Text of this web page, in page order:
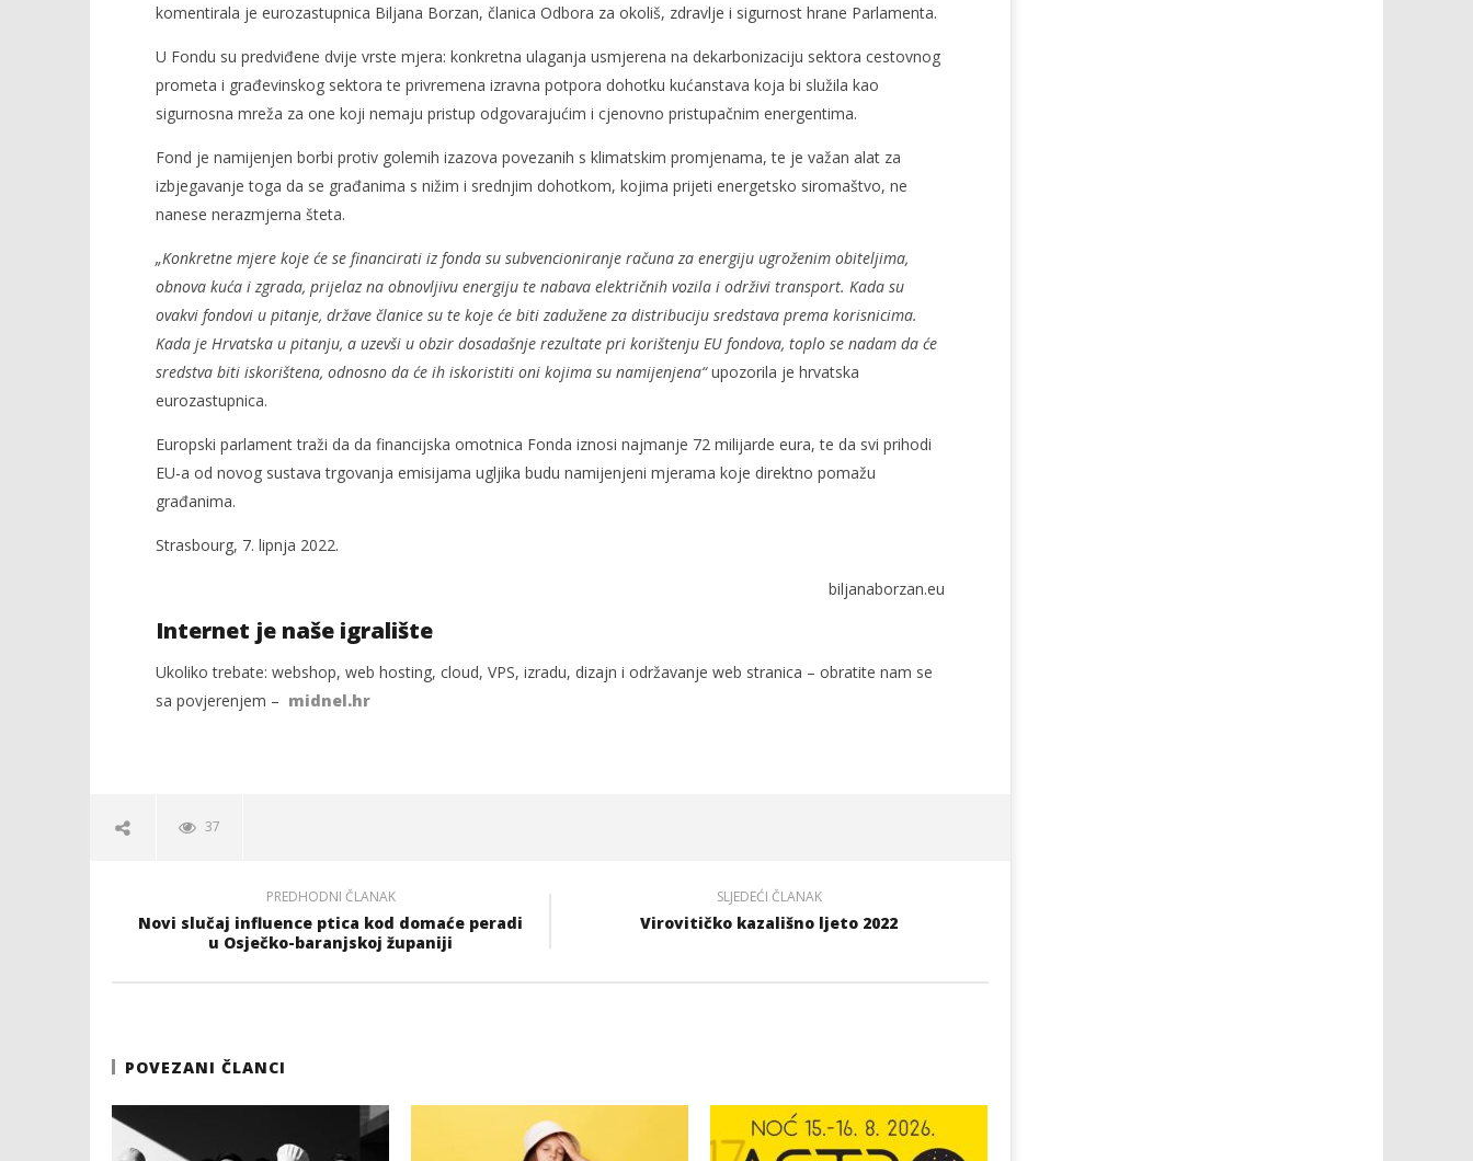
komentirala je eurozastupnica Biljana Borzan, članica Odbora za okoliš, zdravlje i sigurnost hrane Parlamenta.
U Fondu su predviđene dvije vrste mjera: konkretna ulaganja usmjerena na dekarbonizaciju sektora cestovnog
prometa i građevinskog sektora te privremena izravna potpora dohotku kućanstava koja bi služila kao
sigurnosna mreža za one koji nemaju pristup odgovarajućim i cjenovno pristupačnim energentima.
Fond je namijenjen borbi protiv golemih izazova povezanih s klimatskim promjenama, te je važan alat za
izbjegavanje toga da se građanima s nižim i srednjim dohotkom, kojima prijeti energetsko siromaštvo, ne
nanese nerazmjerna šteta.
„Konkretne mjere koje će se financirati iz fonda su subvencioniranje računa za energiju ugroženim obiteljima,
obnova kuća i zgrada, prijelaz na obnovljivu energiju te nabava električnih vozila i održivi transport. Kada su
ovakvi fondovi u pitanje, države članice su te koje će biti zadužene za distribuciju sredstava prema korisnicima.
Kada je Hrvatska u pitanju, a uzevši u obzir dosadašnje rezultate pri korištenju EU fondova, toplo se nadam da će
sredstva biti iskorištena, odnosno da će ih iskoristiti oni kojima su namijenjena“upozorila je hrvatska
eurozastupnica.
Europski parlament traži da da financijska omotnica Fonda iznosi najmanje 72 milijarde eura, te da svi prihodi
EU-a od novog sustava trgovanja emisijama ugljika budu namijenjeni mjerama koje direktno pomažu
građanima.
Strasbourg, 7. lipnja 2022.
biljanaborzan.eu
Internet je naše igralište
Ukoliko trebate: webshop, web hosting, cloud, VPS, izradu, dizajn i održavanje web stranica – obratite nam se
sa povjerenjem – midnel.hr
37
PREDHODNI ČLANAK
Novi slučaj influence ptica kod domaće peradi
u Osječko-baranjskoj županiji
SLJEDEĆI ČLANAK
Virovitičko kazališno ljeto 2022
POVEZANI ČLANCI